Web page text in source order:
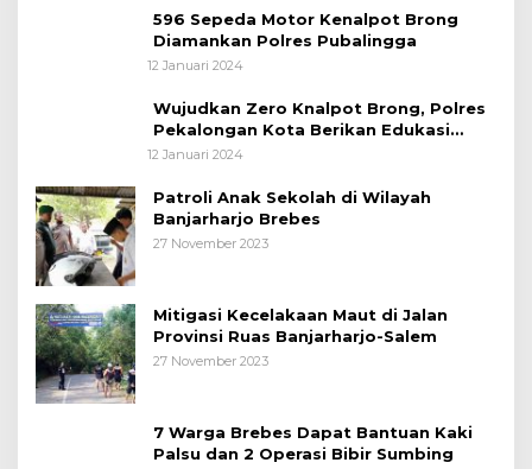
596 Sepeda Motor Kenalpot Brong
Diamankan Polres Pubalingga
12 Januari 2024
Wujudkan Zero Knalpot Brong, Polres
Pekalongan Kota Berikan Edukasi
Kepada Pelajar
12 Januari 2024
Patroli Anak Sekolah di Wilayah
Banjarharjo Brebes
27 November 2023
Mitigasi Kecelakaan Maut di Jalan
Provinsi Ruas Banjarharjo-Salem
27 November 2023
7 Warga Brebes Dapat Bantuan Kaki
Palsu dan 2 Operasi Bibir Sumbing